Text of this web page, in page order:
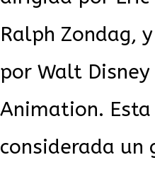
Ralph Zondag,
por Walt Disney
Animation.
considerada un